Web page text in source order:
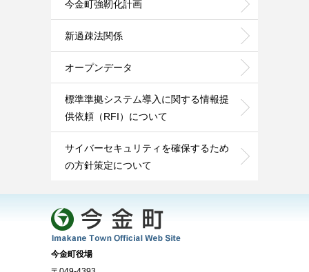
今金町強靭化計画
新過疎法関係
オープンデータ
標準準拠システム導入に関する情報提
供依頼（RFI）について
サイバーセキュリティを確保するため
の方針策定について
今金町役場